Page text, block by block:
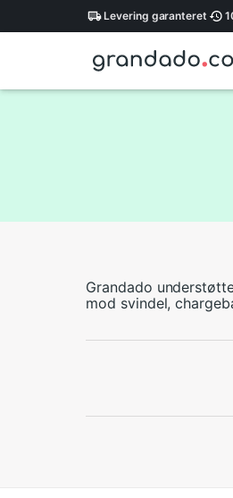
Levering garanteret
Grandado
mod svindel,